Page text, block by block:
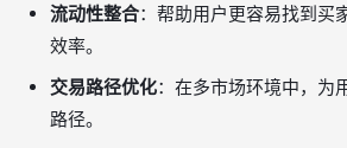
流动性整合：帮助用户更容易找到买
效率。
交易路径优化：在多市场环境中，为
路径。